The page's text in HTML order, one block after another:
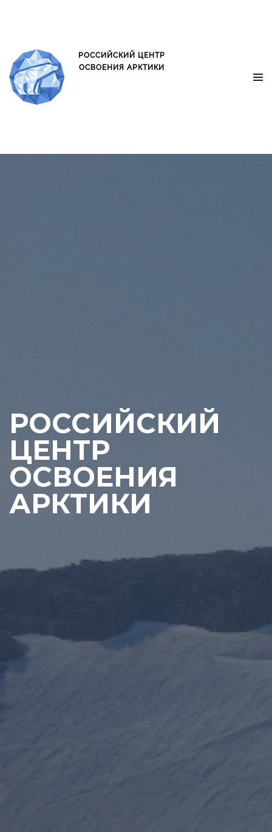
РОССИЙСКИЙ ЦЕНТР
ОСВОЕНИЯ АРКТИКИ
РОССИЙСКИЙ
ЦЕНТР
ОСВОЕНИЯ
АРКТИКИ